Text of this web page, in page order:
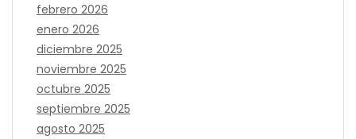
febrero 2026
enero 2026
diciembre 2025
noviembre 2025
octubre 2025
septiembre 2025
agosto 2025